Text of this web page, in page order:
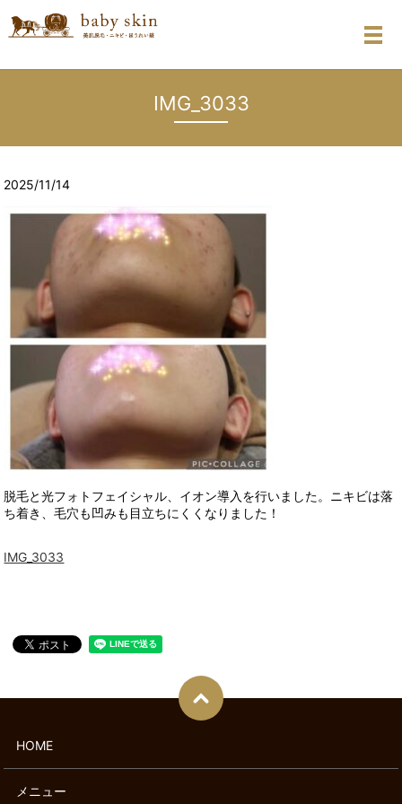
メ
IMG_3033
2025/11/14
脱毛と光フォトフェイシャル、イオン導入を行いました。ニキビは落
ち着き、毛穴も凹みも目立ちにくくなりました！
IMG_3033
HOME
メニュー